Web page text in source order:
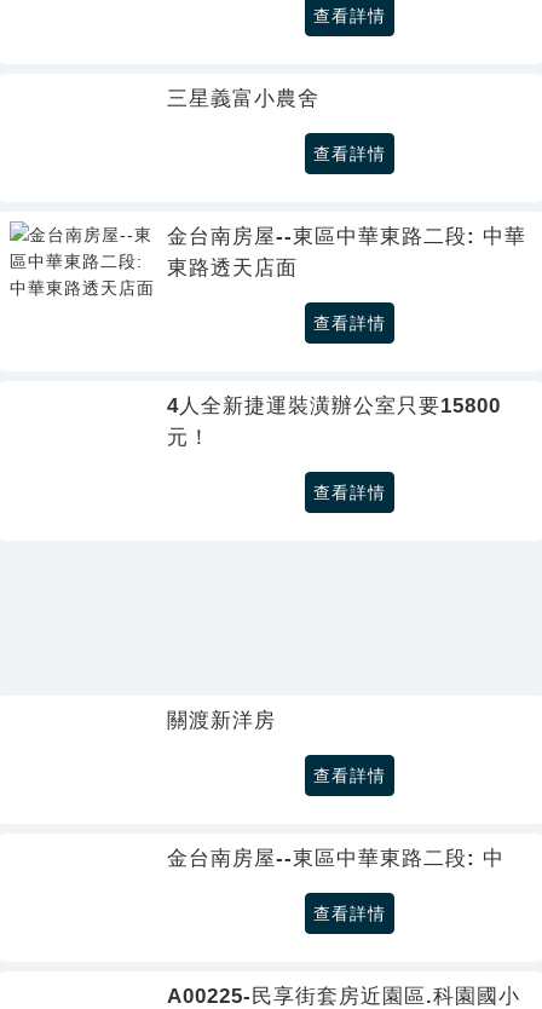
查看詳情
三星義富小農舍
查看詳情
金台南房屋--東區中華東路二段: 中華
東路透天店面
查看詳情
4人全新捷運裝潢辦公室只要15800
元！
查看詳情
關渡新洋房
查看詳情
金台南房屋--東區中華東路二段: 中
查看詳情
A00225-民享街套房近園區.科園國小